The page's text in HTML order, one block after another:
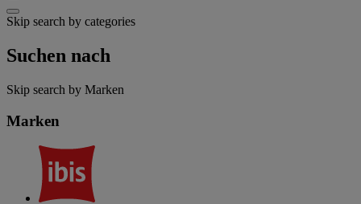
Skip search by categories
Suchen nach
Skip search by Marken
Marken